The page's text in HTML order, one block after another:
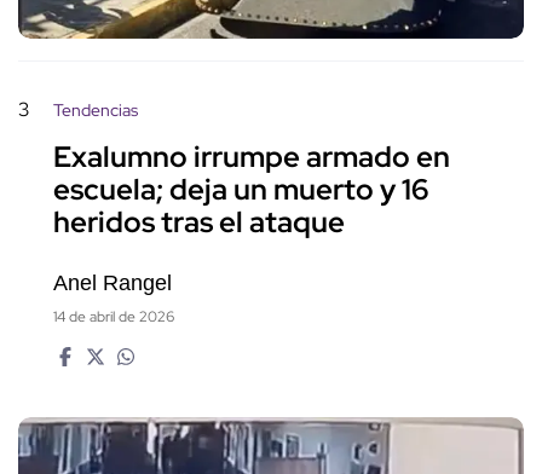
3 Tendencias
Exalumno irrumpe armado en
escuela; deja un muerto y 16
heridos tras el ataque
Anel Rangel
14 de abril de 2026